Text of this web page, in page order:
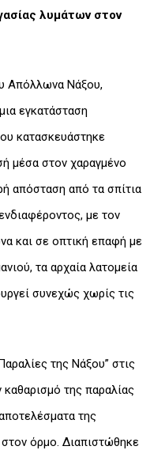
λυμάτων στον
Απόλλωνα Νάξου,
εγκατάσταση
κατασκευάστηκε
μέσα στον χαραγμένο
απόσταση από τα σπίτια
με τον
και σε οπτική επαφή με
τα αρχαία λατομεία
συνεχώς χωρίς τις
της Νάξου” στις
της παραλίας
της
όρμο. Διαπιστώθηκε